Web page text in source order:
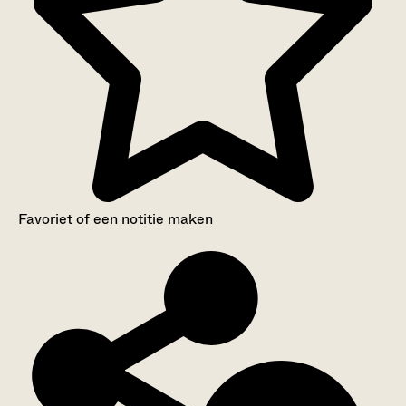
Favoriet of een notitie maken